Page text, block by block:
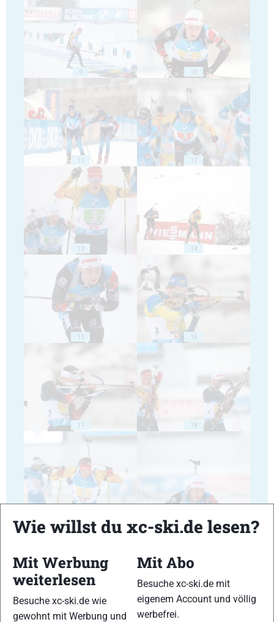
9 10
11 12
13 14
15 16
17 18
21 22
Wie willst du xc-ski.de lesen?
Mit Werbung
weiterlesen
Besuche xc-ski.de wie
gewohnt mit Werbung und
Mit Abo
Besuche xc-ski.de mit
eigenem Account und völlig
werbefrei.